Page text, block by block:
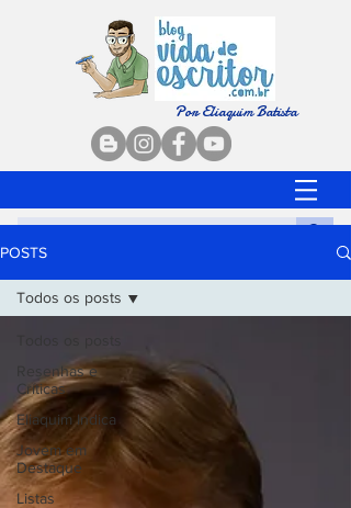
Por Eliaquim Batista
POSTS
Resenhas e
Críticas
Eliaquim Indica
Jovem em
Destaque
Listas
Todos os posts